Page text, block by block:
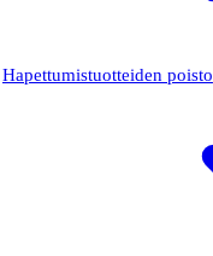
Hapettumistuotteiden poisto